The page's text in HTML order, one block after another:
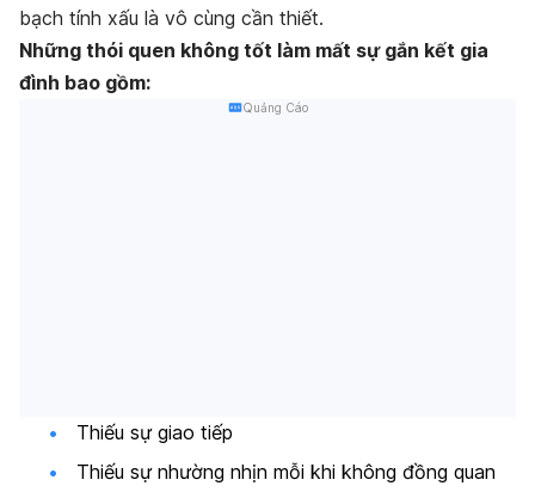
bạch tính xấu là vô cùng cần thiết.
Những thói quen không tốt làm mất sự gắn kết gia
đình bao gồm:
Quảng Cáo
Thiếu sự giao tiếp
Thiếu sự nhường nhịn mỗi khi không đồng quan